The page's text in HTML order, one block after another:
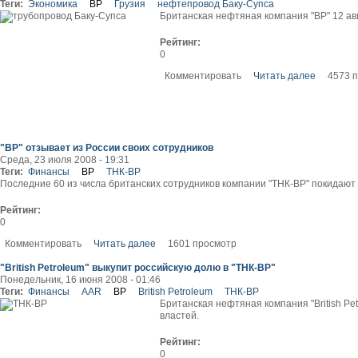
Теги: Экономика BP Грузия
нефтепровод Баку-Супса
Британская нефтяная компания "BP" 12
Рейтинг:
0
Комментировать
Читать далее 4573
"BP" отзывает из России своих сотрудников
Среда, 23 июля 2008 - 19:31
Теги: Финансы BP
ТНК-BP
Последние 60 из числа британских сотрудников компании "ТНК-BP"
Рейтинг:
0
Комментировать
Читать далее 1601 просмотр
"British Petroleum" выкупит российскую долю в "ТНК-BP"
Понедельник, 16 июня 2008 - 01:46
Теги: Финансы AAR BP British Petroleum
ТНК-BP
Британская нефтяная компания "British
властей.
Рейтинг:
0